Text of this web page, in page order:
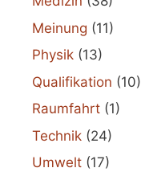
Meinung (11)
Physik (13)
Qualifikation (10)
Raumfahrt (1)
Technik (24)
Umwelt (17)